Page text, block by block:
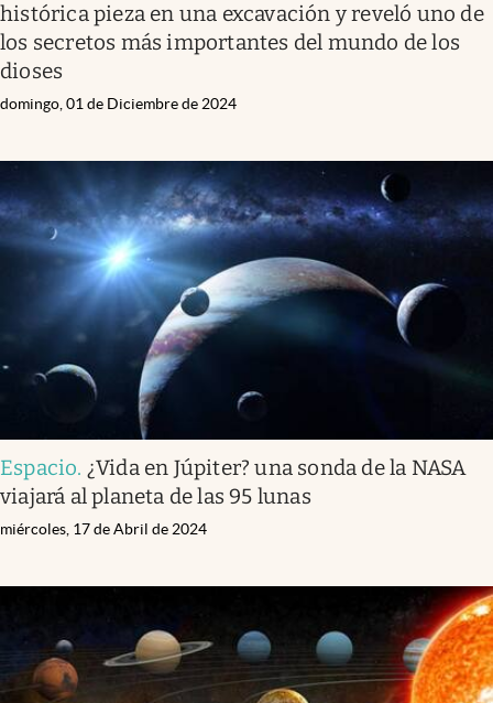
histórica pieza en una excavación y reveló uno de
los secretos más importantes del mundo de los
dioses
domingo, 01 de Diciembre de 2024
Espacio. ¿Vida en Júpiter? una sonda de la NASA
viajará al planeta de las 95 lunas
miércoles, 17 de Abril de 2024